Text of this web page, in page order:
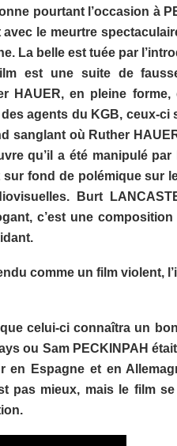
pourtant l’occasion à
le meurtre
La belle est tuée par
est une suite de
HAUER, en pleine forme,
agents du KGB, ceux-ci
sanglant où Ruther
qu’il a été manipulé par
fond de polémique sur
Burt
c’est une composition
comme un film violent,
celui-ci connaîtra un
ou Sam PECKINPAH
en Espagne et en
pas mieux, mais le film